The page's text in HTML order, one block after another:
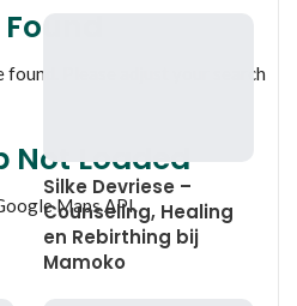
found. Please adjust your search
Not Loaded
Maps API.
Silke Devriese –
Counseling, Healing
en Rebirthing bij
Mamoko